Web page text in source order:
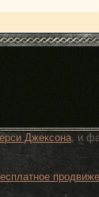
Джексона, и